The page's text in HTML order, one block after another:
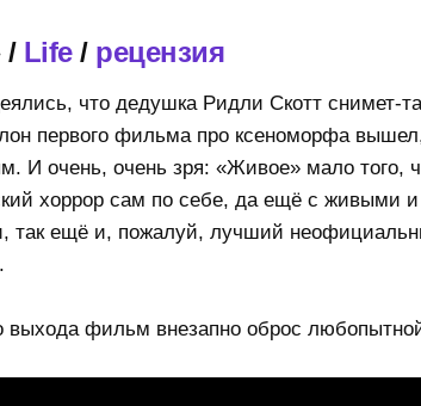
/ Life/ рецензия
что дедушка Ридли Скотт снимет-
первого фильма про ксеноморфа
И очень, очень зря: «Живое» мало того,
хоррор сам по себе, да ещё с живыми
так ещё и, пожалуй, лучший
фильм внезапно оброс